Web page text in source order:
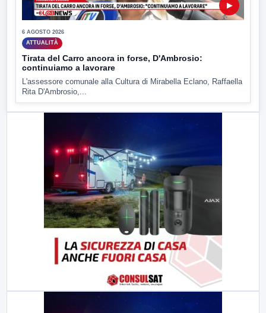
▶
6 AGOSTO 2026
ATTUALITÀ
Tirata del Carro ancora in forse, D'Ambrosio:
continuiamo a lavorare
L'assessore comunale alla Cultura di Mirabella Eclano, Raffaella
Rita D'Ambrosio,...